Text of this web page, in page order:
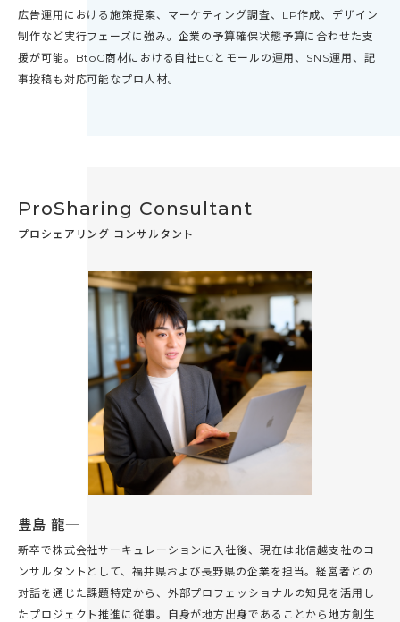
広告運用における施策提案、マーケティング調査、LP作成、デザイン
制作など実行フェーズに強み。企業の予算確保状態予算に合わせた支
援が可能。BtoC商材における自社ECとモールの運用、SNS運用、記
事投稿も対応可能なプロ人材。
ProSharing Consultant
プロシェアリング コンサルタント
豊島 龍一
新卒で株式会社サーキュレーションに入社後、現在は北信越支社のコ
ンサルタントとして、福井県および長野県の企業を担当。経営者との
対話を通じた課題特定から、外部プロフェッショナルの知見を活用し
たプロジェクト推進に従事。自身が地方出身であることから地方創生